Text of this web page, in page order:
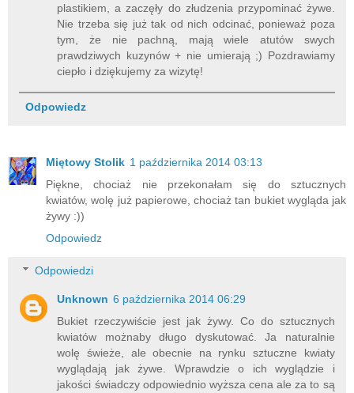
plastikiem, a zaczęły do złudzenia przypominać żywe.
Nie trzeba się już tak od nich odcinać, ponieważ poza
tym, że nie pachną, mają wiele atutów swych
prawdziwych kuzynów + nie umierają ;) Pozdrawiamy
ciepło i dziękujemy za wizytę!
Odpowiedz
Miętowy Stolik 1 października 2014 03:13
Piękne, chociaż nie przekonałam się do sztucznych
kwiatów, wolę już papierowe, chociaż tan bukiet wygląda jak
żywy :))
Odpowiedz
Odpowiedzi
Unknown 6 października 2014 06:29
Bukiet rzeczywiście jest jak żywy. Co do sztucznych
kwiatów możnaby długo dyskutować. Ja naturalnie
wolę świeże, ale obecnie na rynku sztuczne kwiaty
wyglądają jak żywe. Wprawdzie o ich wyglądzie i
jakości świadczy odpowiednio wyższa cena ale za to są